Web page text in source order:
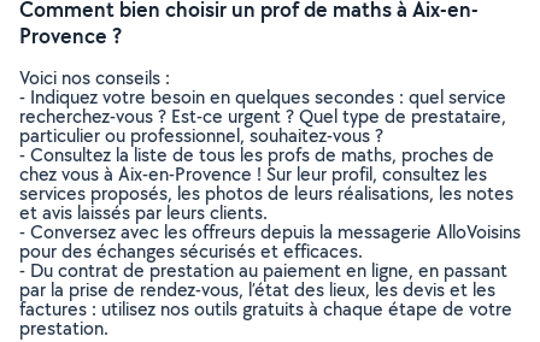
Comment bien choisir un prof de maths à Aix-en-
Provence ?
Voici nos conseils :
- Indiquez votre besoin en quelques secondes : quel service
recherchez-vous ? Est-ce urgent ? Quel type de prestataire,
particulier ou professionnel, souhaitez-vous ?
- Consultez la liste de tous les profs de maths, proches de
chez vous à Aix-en-Provence ! Sur leur profil, consultez les
services proposés, les photos de leurs réalisations, les notes
et avis laissés par leurs clients.
- Conversez avec les offreurs depuis la messagerie AlloVoisins
pour des échanges sécurisés et efficaces.
- Du contrat de prestation au paiement en ligne, en passant
par la prise de rendez-vous, l’état des lieux, les devis et les
factures : utilisez nos outils gratuits à chaque étape de votre
prestation.